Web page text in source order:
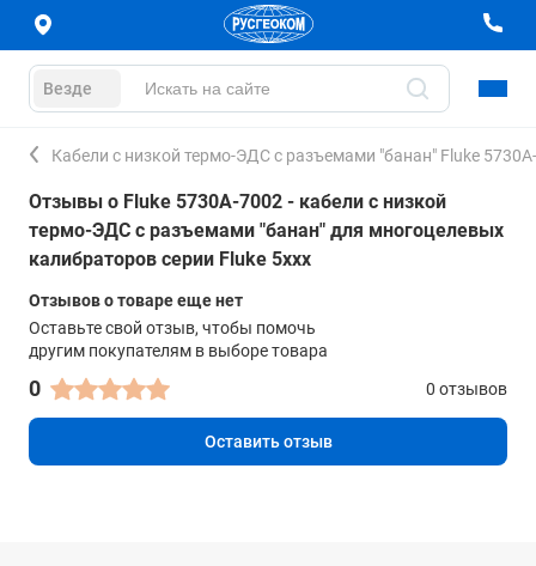
Везде
Кабели с низкой термо-ЭДС с разъемами "банан" Fluke
Отзывы о Fluke 5730A-7002 - кабели с низкой
термо-ЭДС с разъемами "банан" для многоцелевых
калибраторов серии Fluke 5xxx
Отзывов о товаре еще нет
Оставьте свой отзыв, чтобы помочь
другим покупателям в выборе товара
0 0 отзывов
Оставить отзыв